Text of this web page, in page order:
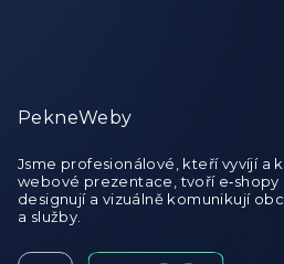
PekneWeby
Jsme profesionálové, kteří vyvíjí a
webové prezentace, tvoří e‑shopy
designují a vizuálně komunikují
a služby.